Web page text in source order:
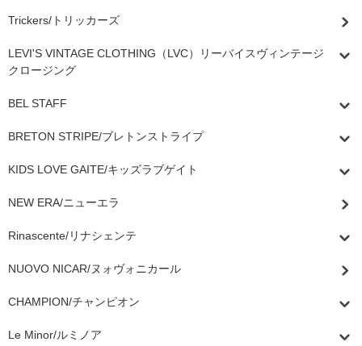
Trickers/トリッカーズ
LEVI'S VINTAGE CLOTHING（LVC）リーバイスヴィンテージ
クロージング
BEL STAFF
BRETON STRIPE/ブレトンストライプ
KIDS LOVE GAITE/キッズラブゲイト
NEW ERA/ニューエラ
Rinascente/リナシェンテ
NUOVO NICAR/ヌォヴォニカール
CHAMPION/チャンピオン
Le Minor/ルミノア